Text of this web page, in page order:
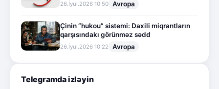
26.İyul.2026 10:50 Avropa
Çinin “hukou” sistemi: Daxili miqrantların
qarşısındakı görünməz sədd
26.İyul.2026 10:22 Avropa
Telegramda izləyin